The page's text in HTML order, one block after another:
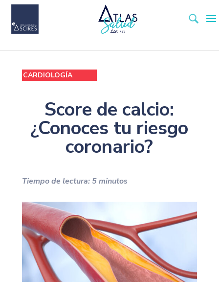
CARDIOLOGÍA
Score de calcio:
¿Conoces tu riesgo
coronario?
Tiempo de lectura: 5minutos